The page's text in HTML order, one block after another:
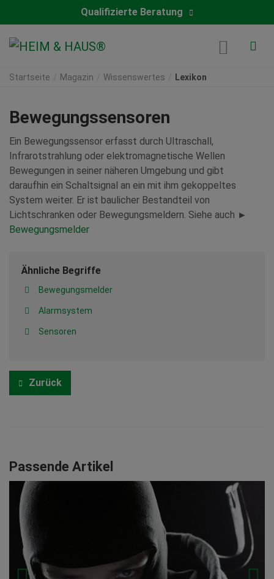
Qualifizierte Beratung
Startseite Magazin Wissenswertes Lexikon
Bewegungssensoren
Ein Bewegungssensor erfasst durch Ultraschall,
Infrarotstrahlung oder elektromagnetische Wellen
Bewegungen in seiner näheren Umgebung und gibt
daraufhin ein Schaltsignal an ein mit ihm gekoppeltes
System weiter. Er ist baulicher Bestandteil von
Lichtschranken oder Bewegungsmeldern. Siehe auch ►
Bewegungsmelder
Ähnliche Begriffe
Bewegungsmelder
Alarmsystem
Sensoren
Zurück
Passende Artikel